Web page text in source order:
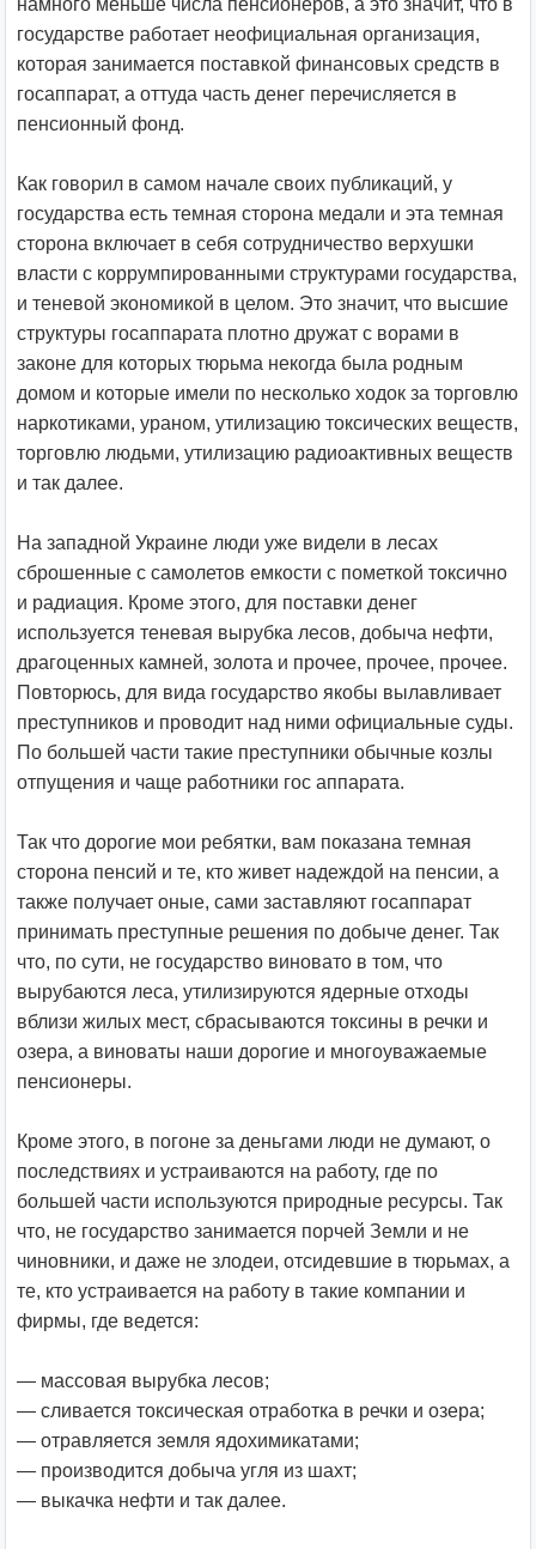
намного меньше числа пенсионеров, а это значит, что в
государстве работает неофициальная организация,
которая занимается поставкой финансовых средств в
госаппарат, а оттуда часть денег перечисляется в
пенсионный фонд.
Как говорил в самом начале своих публикаций, у
государства есть темная сторона медали и эта темная
сторона включает в себя сотрудничество верхушки
власти с коррумпированными структурами государства,
и теневой экономикой в целом. Это значит, что высшие
структуры госаппарата плотно дружат с ворами в
законе для которых тюрьма некогда была родным
домом и которые имели по несколько ходок за торговлю
наркотиками, ураном, утилизацию токсических веществ,
торговлю людьми, утилизацию радиоактивных веществ
и так далее.
На западной Украине люди уже видели в лесах
сброшенные с самолетов емкости с пометкой токсично
и радиация. Кроме этого, для поставки денег
используется теневая вырубка лесов, добыча нефти,
драгоценных камней, золота и прочее, прочее, прочее.
Повторюсь, для вида государство якобы вылавливает
преступников и проводит над ними официальные суды.
По большей части такие преступники обычные козлы
отпущения и чаще работники гос аппарата.
Так что дорогие мои ребятки, вам показана темная
сторона пенсий и те, кто живет надеждой на пенсии, а
также получает оные, сами заставляют госаппарат
принимать преступные решения по добыче денег. Так
что, по сути, не государство виновато в том, что
вырубаются леса, утилизируются ядерные отходы
вблизи жилых мест, сбрасываются токсины в речки и
озера, а виноваты наши дорогие и многоуважаемые
пенсионеры.
Кроме этого, в погоне за деньгами люди не думают, о
последствиях и устраиваются на работу, где по
большей части используются природные ресурсы. Так
что, не государство занимается порчей Земли и не
чиновники, и даже не злодеи, отсидевшие в тюрьмах, а
те, кто устраивается на работу в такие компании и
фирмы, где ведется:
— массовая вырубка лесов;
— сливается токсическая отработка в речки и озера;
— отравляется земля ядохимикатами;
— производится добыча угля из шахт;
— выкачка нефти и так далее.